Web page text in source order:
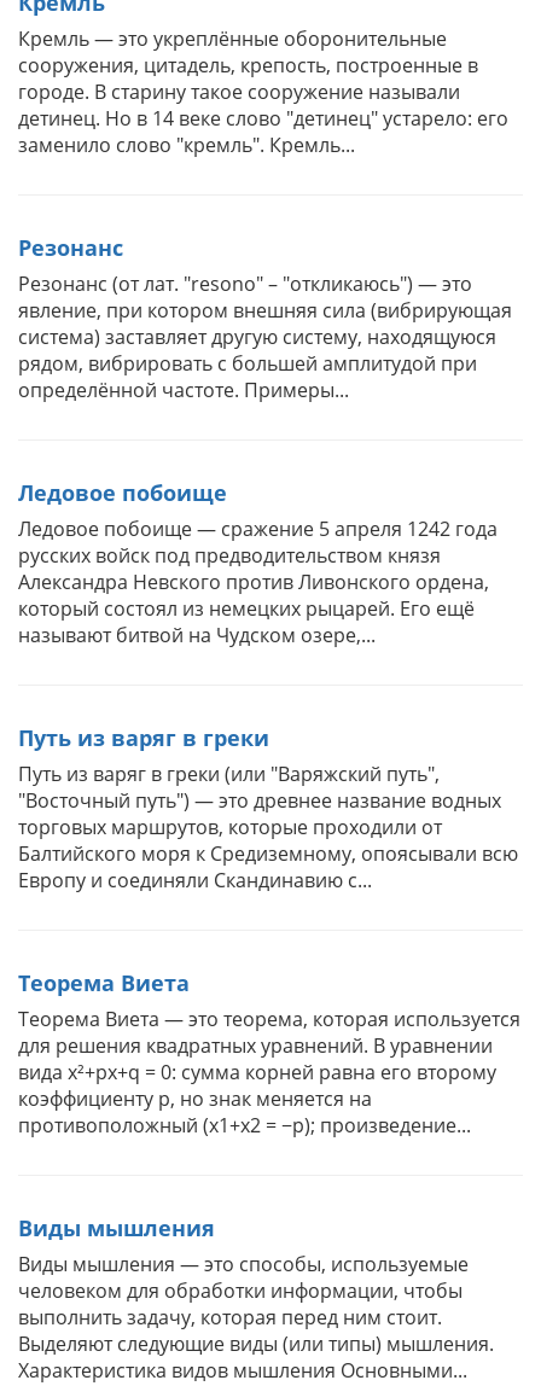
Кремль — это укреплённые оборонительные
сооружения, цитадель, крепость, построенные в
городе. В старину такое сооружение называли
детинец. Но в 14 веке слово "детинец" устарело: его
заменило слово "кремль". Кремль...
Резонанс
Резонанс (от лат. "resono" – "откликаюсь") — это
явление, при котором внешняя сила (вибрирующая
система) заставляет другую систему, находящуюся
рядом, вибрировать с большей амплитудой при
определённой частоте. Примеры...
Ледовое побоище
Ледовое побоище — сражение 5 апреля 1242 года
русских войск под предводительством князя
Александра Невского против Ливонского ордена,
который состоял из немецких рыцарей. Его ещё
называют битвой на Чудском озере,...
Путь из варяг в греки
Путь из варяг в греки (или "Варяжский путь",
"Восточный путь") — это древнее название водных
торговых маршрутов, которые проходили от
Балтийского моря к Средиземному, опоясывали всю
Европу и соединяли Скандинавию с...
Теорема Виета
Теорема Виета — это теорема, которая используется
для решения квадратных уравнений. В уравнении
вида x²+px+q = 0: сумма корней равна его второму
коэффициенту p, но знак меняется на
противоположный (x1+x2 = −p); произведение...
Виды мышления
Виды мышления — это способы, используемые
человеком для обработки информации, чтобы
выполнить задачу, которая перед ним стоит.
Выделяют следующие виды (или типы) мышления.
Характеристика видов мышления Основными...